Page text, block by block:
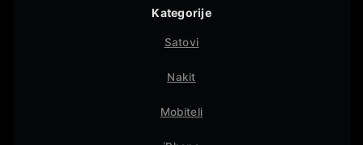
Kategorije
Satovi
Nakit
Mobiteli